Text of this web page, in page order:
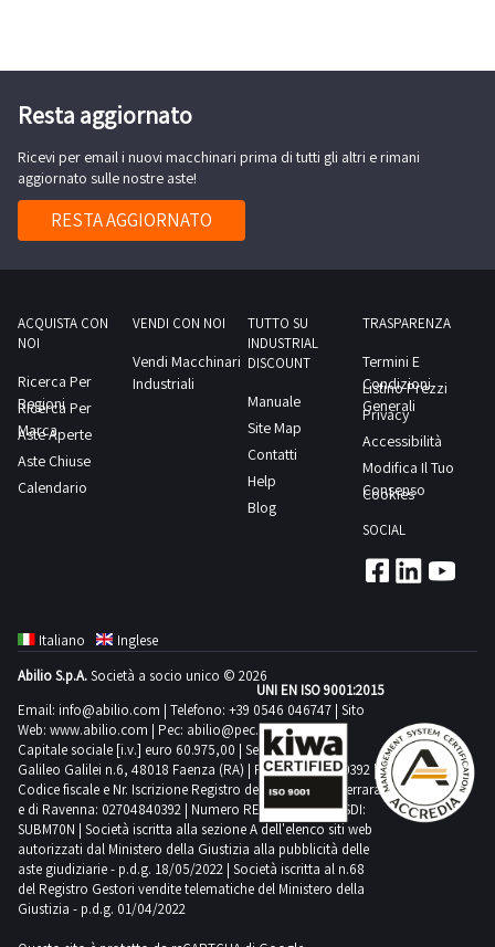
PROVVISORIAL’aggiudicazione
di
ciascun
bene
posto
in
subordinata
nulla
Misure
di
Prevenzione.NOTE
VENDITA-
Il
soggetto
che
al
termine
della
FS.430-
a
colonna
Mini
Sega
da
banco
il
documento
Lotto
1
dalla
sezione
documentazione
per
visionare
l'elenco
completo
Rover
9.50
sprovvisto
di
computer
-
Piallatrice
filo
Group
banco
SCM
INDUSTRIA
T55W
ELITE
S,
-
Carrello
elevatore
a
Resta aggiornato
Ricevi per email i nuovi macchinari prima di tutti gli altri e rimani
aggiornato sulle nostre aste!
RESTA AGGIORNATO
ACQUISTA CON
NOI
Ricerca Per
Regioni
Ricerca Per
Marca
Aste Aperte
Aste Chiuse
Calendario
VENDI CON NOI
Vendi Macchinari
Industriali
TUTTO SU
INDUSTRIAL
DISCOUNT
Manuale
Site Map
Contatti
Help
Blog
TRASPARENZA
Termini E
Condizioni
Generali
Listino Prezzi
Privacy
Accessibilità
Modifica Il Tuo
Consenso
Cookies
SOCIAL
Italiano
Inglese
Abilio S.p.A.Società a socio unico © 2026
Email: info@abilio.com | Telefono: +39 0546 046747 | Sito
Web: www.abilio.com | Pec: abilio@pec.illimity.com
Capitale sociale [i.v.] euro 60.975,00 | Sede legale in Via
Galileo Galilei n.6, 48018 Faenza (RA) | P.IVA: 02704840392 |
Codice fiscale e Nr. Iscrizione Registro delle Imprese di Ferrara
e di Ravenna: 02704840392 | Numero REA RA 224830 | SDI:
SUBM70N | Società iscritta alla sezione A dell'elenco siti web
autorizzati dal Ministero della Giustizia alla pubblicità delle
aste giudiziarie - p.d.g. 18/05/2022 | Società iscritta al n.68
del Registro Gestori vendite telematiche del Ministero della
Giustizia - p.d.g. 01/04/2022
UNI EN ISO 9001:2015